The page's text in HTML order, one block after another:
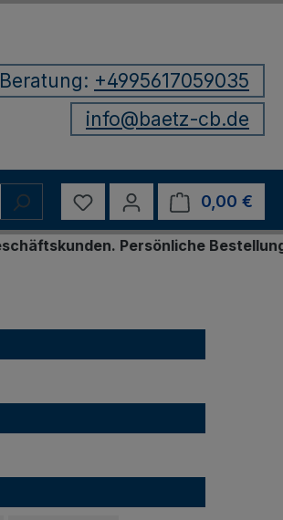
+4995617059035
info@baetz-cb.de
Du hast 0 Produkte auf
0,00 €
Bestellung per E-Mail oder